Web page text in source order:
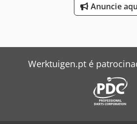
Anuncie
Werktuigen.pt é